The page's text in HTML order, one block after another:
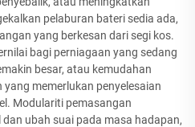
pelaburan bateri sedia ada,
yang berkesan dari segi kos.
bagi perniagaan yang sedang
besar, atau kemudahan
memerlukan penyelesaian
Modulariti pemasangan
ubah suai pada masa hadapan,